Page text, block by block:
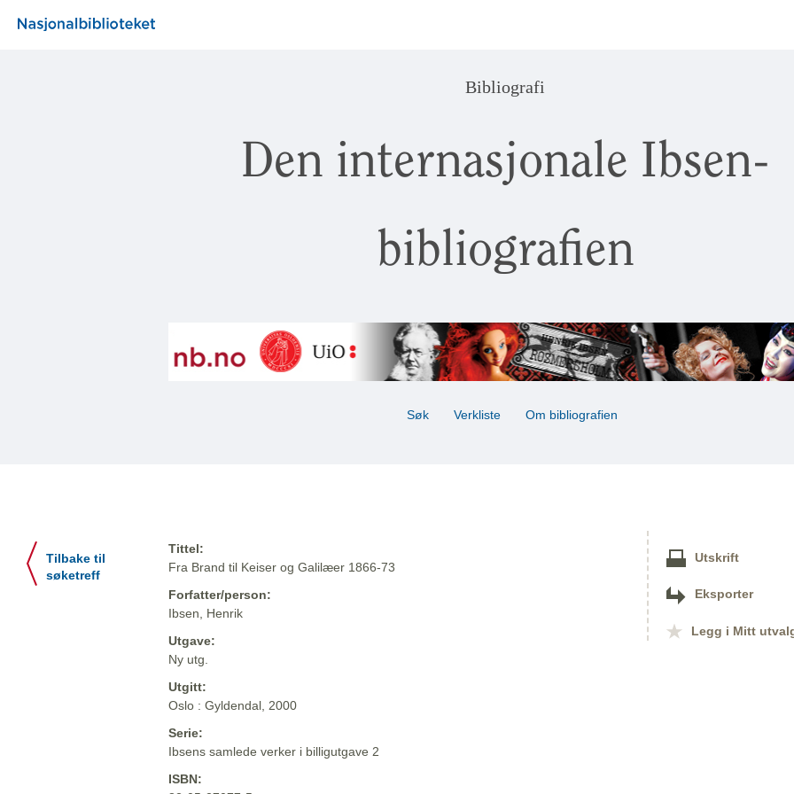
Bibliografi
Den internasjonale Ibsen-
bibliografien
Søk Verkliste Om bibliografien
Tilbake til
søketreff
Tittel:
Fra Brand til Keiser og Galilæer 1866-73
Forfatter/person:
Ibsen, Henrik
Utgave:
Ny utg.
Utgitt:
Oslo : Gyldendal, 2000
Serie:
Ibsens samlede verker i billigutgave 2
ISBN:
Utskrift
Eksporter
Legg i Mitt